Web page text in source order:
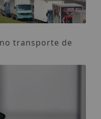
transporte de